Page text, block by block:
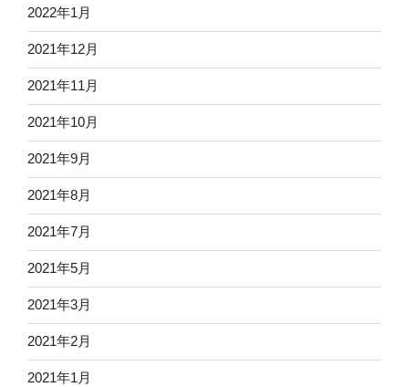
2022年1月
2021年12月
2021年11月
2021年10月
2021年9月
2021年8月
2021年7月
2021年5月
2021年3月
2021年2月
2021年1月